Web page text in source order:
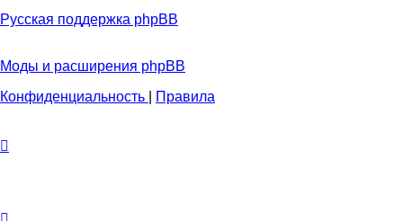
Русская поддержка phpBB
Моды и расширения phpBB
Конфиденциальность
Правила